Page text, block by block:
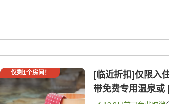
仅剩1个房间！
[临近折扣]仅限入
带免费专用温泉或